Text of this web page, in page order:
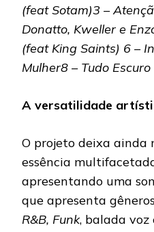
(feat Sotam)3 –
Donatto, Kweller e
(feat King Saints) 6 –
Mulher8 – Tudo Escuro
A versatilidade
O projeto deixa ainda
essência
apresentando uma
que apresenta
R&B, Funk, balada voz